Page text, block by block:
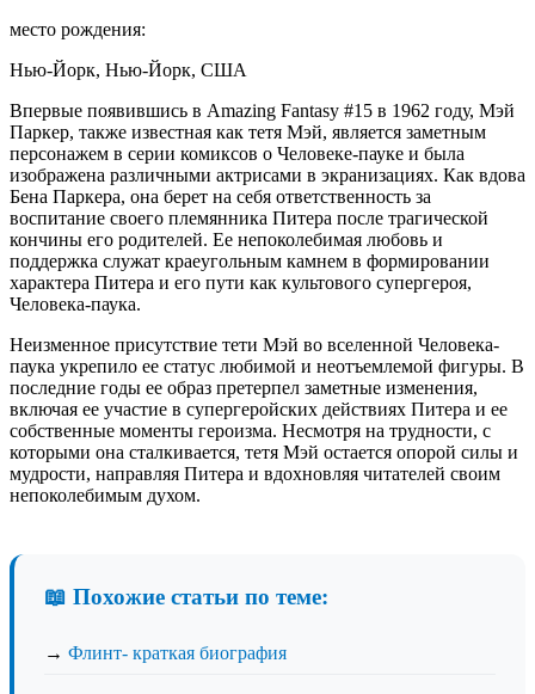
место рождения:
Нью-Йорк, Нью-Йорк, США
Впервые появившись в Amazing Fantasy #15 в 1962 году, Мэй
Паркер, также известная как тетя Мэй, является заметным
персонажем в серии комиксов о Человеке-пауке и была
изображена различными актрисами в экранизациях. Как вдова
Бена Паркера, она берет на себя ответственность за
воспитание своего племянника Питера после трагической
кончины его родителей. Ее непоколебимая любовь и
поддержка служат краеугольным камнем в формировании
характера Питера и его пути как культового супергероя,
Человека-паука.
Неизменное присутствие тети Мэй во вселенной Человека-
паука укрепило ее статус любимой и неотъемлемой фигуры. В
последние годы ее образ претерпел заметные изменения,
включая ее участие в супергеройских действиях Питера и ее
собственные моменты героизма. Несмотря на трудности, с
которыми она сталкивается, тетя Мэй остается опорой силы и
мудрости, направляя Питера и вдохновляя читателей своим
непоколебимым духом.
📖 Похожие статьи по теме:
→ Флинт- краткая биография